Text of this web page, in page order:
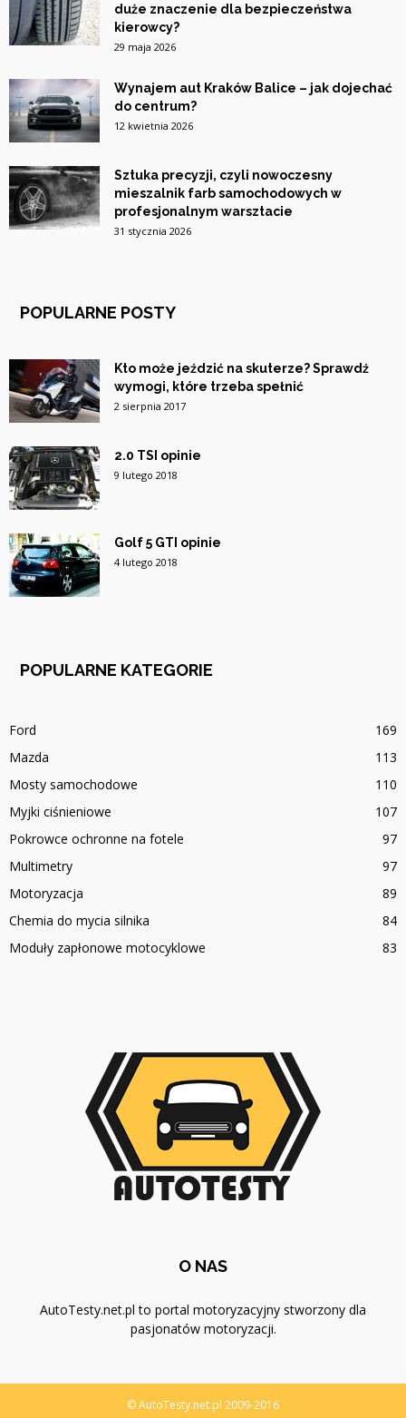
duże znaczenie dla bezpieczeństwa
kierowcy?
29 maja 2026
Wynajem aut Kraków Balice – jak dojechać
do centrum?
12 kwietnia 2026
Sztuka precyzji, czyli nowoczesny
mieszalnik farb samochodowych w
profesjonalnym warsztacie
31 stycznia 2026
POPULARNE POSTY
Kto może jeździć na skuterze? Sprawdź
wymogi, które trzeba spełnić
2 sierpnia 2017
2.0 TSI opinie
9 lutego 2018
Golf 5 GTI opinie
4 lutego 2018
POPULARNE KATEGORIE
Ford
169
Mazda
113
Mosty samochodowe
110
Myjki ciśnieniowe
107
Pokrowce ochronne na fotele
97
Multimetry
97
Motoryzacja
89
Chemia do mycia silnika
84
Moduły zapłonowe motocyklowe
83
O NAS
AutoTesty.net.pl to portal motoryzacyjny stworzony dla
pasjonatów motoryzacji.
© AutoTesty.net.pl 2009-2016